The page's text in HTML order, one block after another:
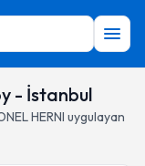
- İstanbul
HERNI uygulayan